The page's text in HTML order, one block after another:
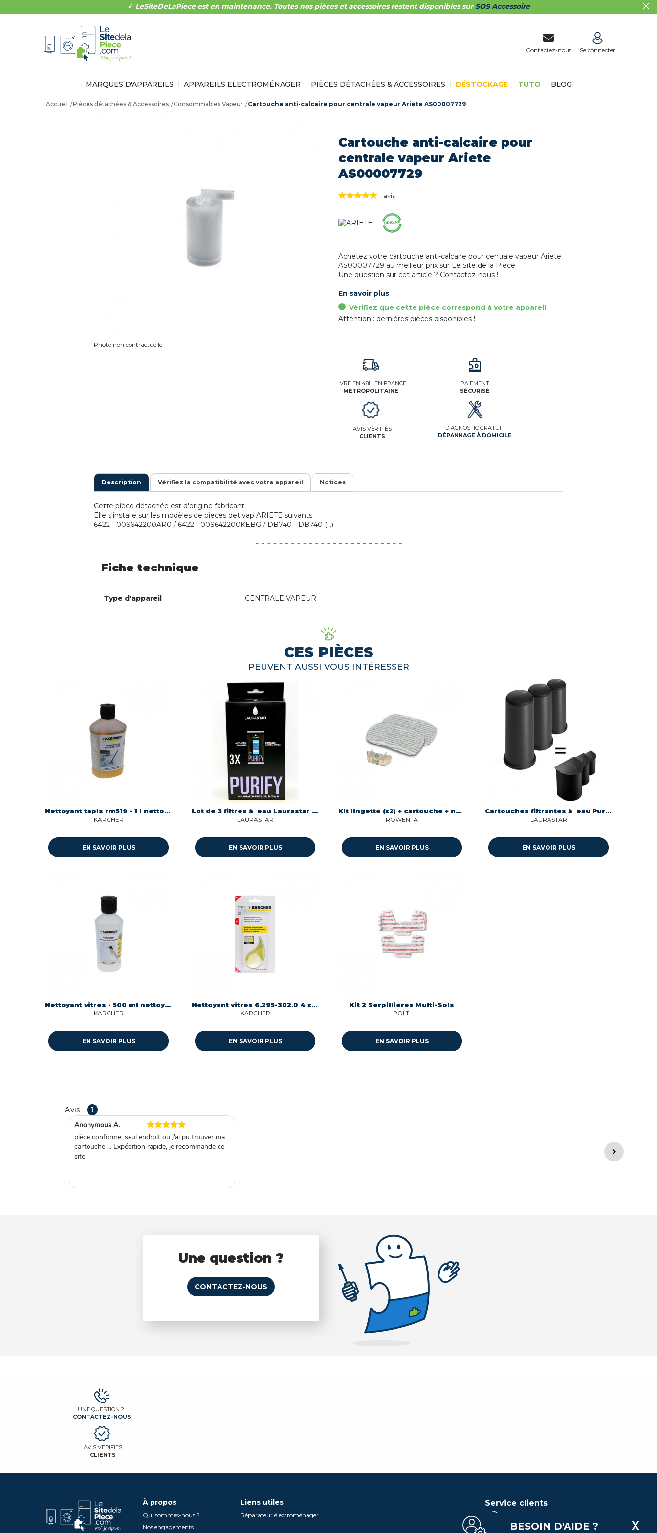
✓ LeSiteDeLaPiece est en maintenance. Toutes nos pièces et accessoires restent disponibles surSOS Accessoire
Contactez-nous Se connecter
MARQUES D'APPAREILS APPAREILS ELECTROMÉNAGER PIÈCES DÉTACHÉES & ACCESSOIRES DÉSTOCKAGE TUTO BLOG
Accueil Pièces détachées & Accessoires Consommables Vapeur Cartouche anti-calcaire pour centrale vapeur Ariete AS00007729
Photo non contractuelle
Cartouche anti-calcaire pour
centrale vapeur Ariete
AS00007729
1 avis
Achetez votre cartouche anti-calcaire pour centrale vapeur Ariete
AS00007729 au meilleur prix sur Le Site de la Pièce.
Une question sur cet article ? Contactez-nous !
En savoir plus
Vérifiez que cette pièce correspond à votre appareil
Attention : dernières pièces disponibles !
LIVRÉ EN 48H EN FRANCE
MÉTROPOLITAINE
PAIEMENT
SÉCURISÉ
AVIS VÉRIFIÉS
CLIENTS
DIAGNOSTIC GRATUIT
DÉPANNAGE À DOMICILE
Description Vérifiez la compatibilité avec votre appareil Notices
Cette pièce détachée est d'origine fabricant.
Elle s'installe sur les modèles de pieces det vap ARIETE suivants :
6422 - 00S642200AR0 / 6422 - 00S642200KEBG / DB740 - DB740 (...)
Fiche technique
Type d'appareil CENTRALE VAPEUR
CES PIÈCES
PEUVENT AUSSI VOUS INTÉRESSER
Nettoyant tapis rm519 - 1 l nettoyeur vapeur Karcher 6.295-771.0
KARCHER
EN SAVOIR PLUS
Lot de 3 filtres à eau Laurastar 302.7800.898
LAURASTAR
EN SAVOIR PLUS
Kit lingette (x2) + cartouche + nettoyant vapeur Rowenta ZR006501
ROWENTA
EN SAVOIR PLUS
Cartouches filtrantes à eau Purify Laurastar 502.7800.525
LAURASTAR
EN SAVOIR PLUS
Nettoyant vitres - 500 ml nettoyeur vapeur Karcher F370
KARCHER
EN SAVOIR PLUS
Nettoyant vitres 6.295-302.0 4 x 22ml Karcher 6.295-302.0
KARCHER
EN SAVOIR PLUS
Kit 2 Serpillieres Multi-Sols
POLTI
EN SAVOIR PLUS
Avis 1
Anonymous A.
pièce conforme, seul endroit ou j'ai pu trouver ma
cartouche ... Expédition rapide, je recommande ce
site !
Une question ?
CONTACTEZ-NOUS
UNE QUESTION ?
CONTACTEZ-NOUS
AVIS VÉRIFIÉS
CLIENTS
À propos
Qui sommes-nous ?
Nos engagements
Liens utiles
Réparateur électroménager
Service clients
BESOIN D'AIDE ?